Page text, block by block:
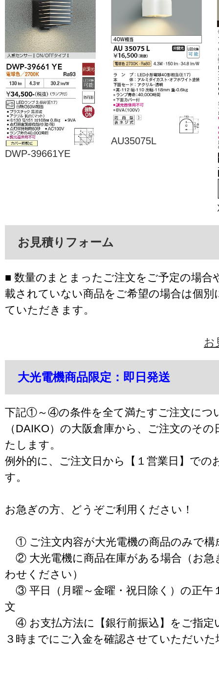
DWP-39661YE
AU35075L
お見積りフォーム
■ 数量のまとまったご注文をご予定の場合
載されていない商品をご希望の場合は個別
ていただきます。
お
大光電機商品限定：即日発送
下記①～④の条件を全て満たすご注文につ
（DAIKO）の大阪倉庫から、ご注文のそ
たします。
例外的に、ご注文日から【１営業日】での
す。
お急ぎの方、どうぞご利用ください！
① ご注文内容が大光電機の商品のみで構
② 大光電機に商品在庫がある場合（お急
わせください）
③ 平日（月曜～金曜・祝日除く）の正午
文
④ お支払方法に【銀行前振込】をご指定
３時までにご入金を確認させていただいた